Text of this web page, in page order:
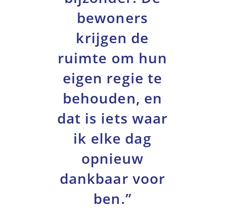
bewoners
krijgen de
ruimte om hun
eigen regie te
behouden, en
dat is iets waar
ik elke dag
opnieuw
dankbaar voor
ben.”